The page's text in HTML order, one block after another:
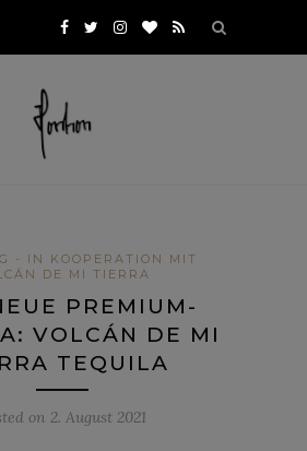
- IN KOOPERATION MIT
DE MI TIERRA
PREMIUM-
VOLCÁN DE MI
TEQUILA
on 2. August 2021